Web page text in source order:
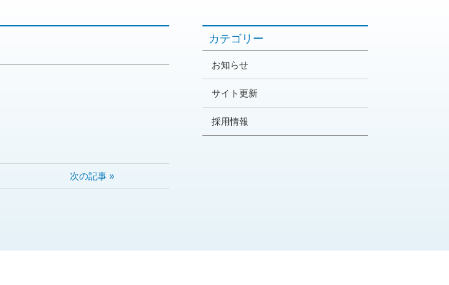
次の記事 »
カテゴリー
お知らせ
サイト更新
採用情報